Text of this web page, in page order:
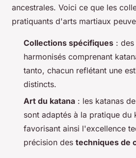
ancestrales. Voici ce que les
pratiquants d'arts martiaux
Collections spécifiques : des
harmonisés comprenant
tanto, chacun reflétant une
distincts.
Art du katana : les katanas
sont adaptés à la pratique
favorisant ainsi l'excellence
précision des techniques de